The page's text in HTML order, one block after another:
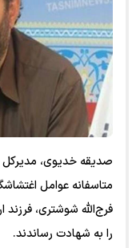
صدیقه خدیوی، مدیرکل
متاسفانه عوامل
فرج‌الله شوشتری،
را به شهادت رساندند.